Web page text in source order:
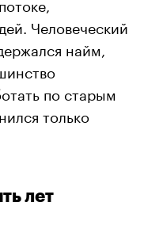
Человеческий
найм,
по старым
только
лет